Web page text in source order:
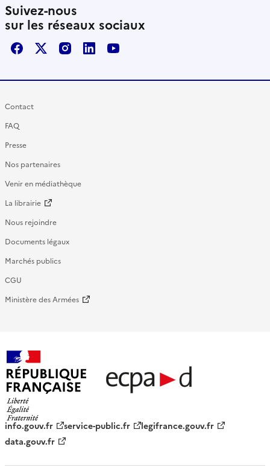
Suivez-nous
sur les réseaux sociaux
FacebookX / TwitterInstagram
LinkedInYoutube
Contact
FAQ
Presse
Nos partenaires
Venir en médiathèque
La librairie
Nous rejoindre
Documents légaux
Marchés publics
CGU
Ministère des Armées
française - ECPAD
info.gouv.fr service-public.fr
legifrance.gouv.fr
data.gouv.fr